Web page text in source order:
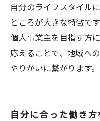
自分のライフスタイル
ところが大きな特徴で
個人事業主を目指す方
応えることで、地域へ
やりがいに繋がります。
自分に合った働き